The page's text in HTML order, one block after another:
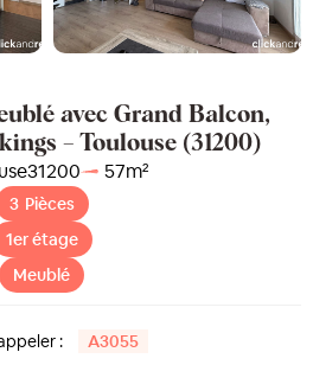
avec Grand Balcon,
– Toulouse (31200)
31200 57m²
3 Pièces
1er étage
Meublé
: A3055